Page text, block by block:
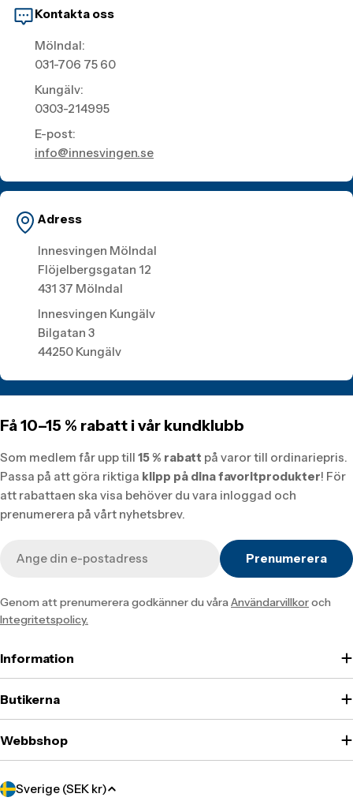
Kontakta oss
Mölndal:
031-706 75 60
Kungälv:
0303-214995
E-post:
info@innesvingen.se
Adress
Innesvingen Mölndal
Flöjelbergsgatan 12
431 37 Mölndal
Innesvingen Kungälv
Bilgatan 3
44250 Kungälv
Få 10–15 % rabatt i vår kundklubb
Som medlem får upp till 15 % rabatt på varor till ordinariepris.
Passa på att göra riktiga klipp på dina favoritprodukter! För
att rabattaen ska visa behöver du vara inloggad och
prenumerera på vårt nyhetsbrev.
post
Prenumerera
Genom att prenumerera godkänner du våraAnvändarvillkoroch
Integritetspolicy.
Information
Butikerna
Webbshop
Translation
Sverige (SEK kr)